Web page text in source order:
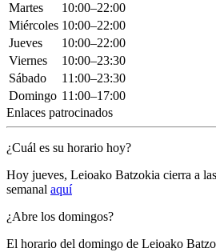
Martes
10:00–22:00
Miércoles 10:00–22:00
Jueves
10:00–22:00
Viernes
10:00–23:30
Sábado
11:00–23:30
Domingo 11:00–17:00
Enlaces patrocinados
¿Cuál es su horario hoy?
Hoy jueves, Leioako Batzokia cierra a
semanal aquí
¿Abre los domingos?
El horario del domingo de Leioako